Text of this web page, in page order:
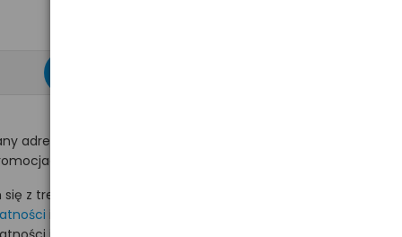
adres e-mail
na hurt.com.pl.
z treścią i akceptuję